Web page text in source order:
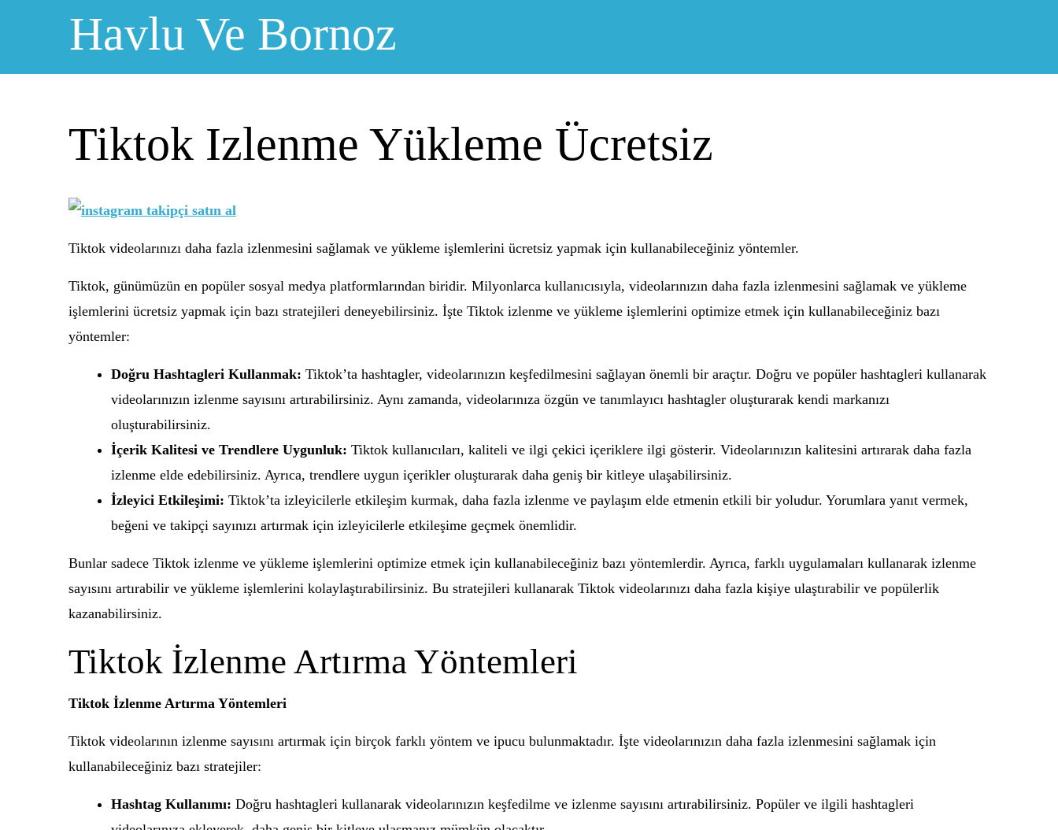
Havlu Ve Bornoz
Tiktok Izlenme Yükleme Ücretsiz
Tiktok videolarınızı daha fazla izlenmesini sağlamak ve yükleme işlemlerini ücretsiz yapmak için kullanabileceğiniz yöntemler.
Tiktok, günümüzün en popüler sosyal medya platformlarından biridir. Milyonlarca kullanıcısıyla, videolarınızın daha fazla izlenmesini sağlamak ve yükleme
işlemlerini ücretsiz yapmak için bazı stratejileri deneyebilirsiniz. İşte Tiktok izlenme ve yükleme işlemlerini optimize etmek için kullanabileceğiniz bazı
yöntemler:
Doğru Hashtagleri Kullanmak: Tiktok’ta hashtagler, videolarınızın keşfedilmesini sağlayan önemli bir araçtır. Doğru ve popüler hashtagleri kullanarak
videolarınızın izlenme sayısını artırabilirsiniz. Aynı zamanda, videolarınıza özgün ve tanımlayıcı hashtagler oluşturarak kendi markanızı
oluşturabilirsiniz.
İçerik Kalitesi ve Trendlere Uygunluk: Tiktok kullanıcıları, kaliteli ve ilgi çekici içeriklere ilgi gösterir. Videolarınızın kalitesini artırarak daha fazla
izlenme elde edebilirsiniz. Ayrıca, trendlere uygun içerikler oluşturarak daha geniş bir kitleye ulaşabilirsiniz.
İzleyici Etkileşimi: Tiktok’ta izleyicilerle etkileşim kurmak, daha fazla izlenme ve paylaşım elde etmenin etkili bir yoludur. Yorumlara yanıt vermek,
beğeni ve takipçi sayınızı artırmak için izleyicilerle etkileşime geçmek önemlidir.
Bunlar sadece Tiktok izlenme ve yükleme işlemlerini optimize etmek için kullanabileceğiniz bazı yöntemlerdir. Ayrıca, farklı uygulamaları kullanarak izlenme
sayısını artırabilir ve yükleme işlemlerini kolaylaştırabilirsiniz. Bu stratejileri kullanarak Tiktok videolarınızı daha fazla kişiye ulaştırabilir ve popülerlik
kazanabilirsiniz.
Tiktok İzlenme Artırma Yöntemleri
Tiktok İzlenme Artırma Yöntemleri
Tiktok videolarının izlenme sayısını artırmak için birçok farklı yöntem ve ipucu bulunmaktadır. İşte videolarınızın daha fazla izlenmesini sağlamak için
kullanabileceğiniz bazı stratejiler:
Hashtag Kullanımı: Doğru hashtagleri kullanarak videolarınızın keşfedilme ve izlenme sayısını artırabilirsiniz. Popüler ve ilgili hashtagleri